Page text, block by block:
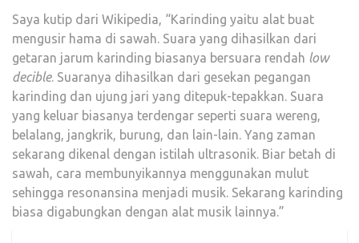
Saya kutip dari Wikipedia, “Karinding yaitu alat buat
mengusir hama di sawah. Suara yang dihasilkan dari
getaran jarum karinding biasanya bersuara rendah low
decible. Suaranya dihasilkan dari gesekan pegangan
karinding dan ujung jari yang ditepuk-tepakkan. Suara
yang keluar biasanya terdengar seperti suara wereng,
belalang, jangkrik, burung, dan lain-lain. Yang zaman
sekarang dikenal dengan istilah ultrasonik. Biar betah di
sawah, cara membunyikannya menggunakan mulut
sehingga resonansina menjadi musik. Sekarang karinding
biasa digabungkan dengan alat musik lainnya.”